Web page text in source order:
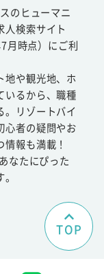
のヒューマニ
人検索サイト
月時点）にご利
地や観光地、ホ
いるから、職種
。リゾートバイ
心者の疑問やお
報も満載！
なたにぴった
TOP